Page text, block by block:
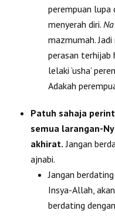
perempuan lupa
menyerah diri.
mazmumah.
perasan
lelaki ‘usha’
Adakah
Patuh sahaja
semua larangan-
akhirat. Jangan
ajnabi.
Jangan
Insya-Allah,
berdating